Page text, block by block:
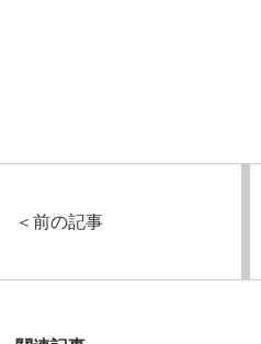
＜ 前の記事